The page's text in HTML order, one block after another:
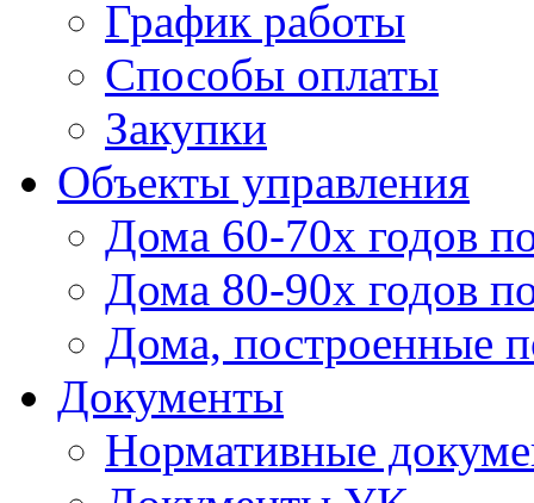
График работы
Способы оплаты
Закупки
Объекты управления
Дома 60-70х годов
Дома 80-90х годов
Дома, построенные
Документы
Нормативные